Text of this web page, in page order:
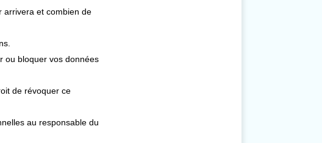
arrivera et combien de
ou bloquer vos données
de révoquer ce
au responsable du